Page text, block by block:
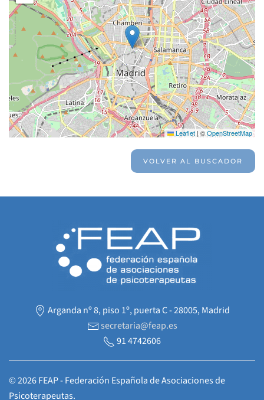
Leaflet | ©OpenStreetMap
VOLVER AL BUSCADOR
Arganda nº 8, piso 1º, puerta C - 28005, Madrid
secretaria@feap.es
91 4742606
©2026FEAP - Federación Española de Asociaciones de
Psicoterapeutas.